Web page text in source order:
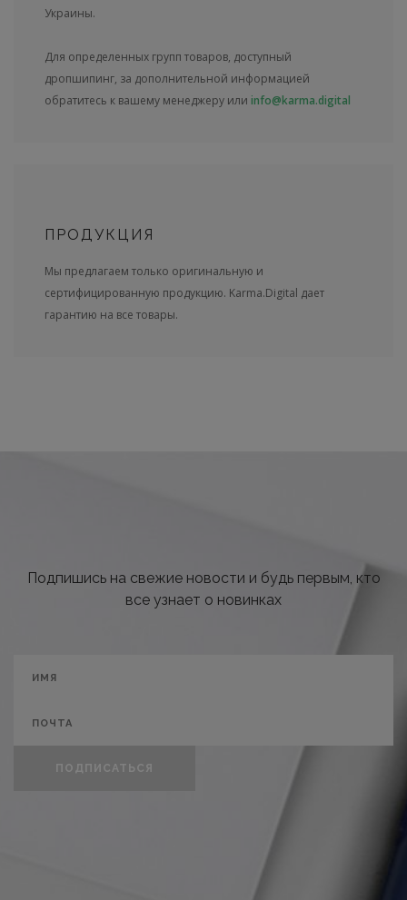
Украины.
Для определенных групп товаров, доступный
дропшипинг, за дополнительной информацией
обратитесь к вашему менеджеру или info@karma.digital
ПРОДУКЦИЯ
Мы предлагаем только оригинальную и
сертифицированную продукцию. Karma.Digital дает
гарантию на все товары.
Подпишись на свежие новости и будь первым, кто
все узнает о новинках
ПОДПИСАТЬСЯ